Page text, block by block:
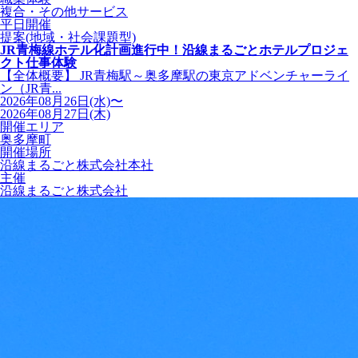
複合・その他サービス
平日開催
提案(地域・社会課題型)
JR青梅線ホテル化計画進行中！沿線まるごとホテルプロジェ
クト仕事体験
【全体概要】 JR青梅駅～奥多摩駅の東京アドベンチャーライ
ン（JR青...
2026年08月26日(水)〜
2026年08月27日(木)
開催エリア
奥多摩町
開催場所
沿線まるごと株式会社本社
主催
沿線まるごと株式会社